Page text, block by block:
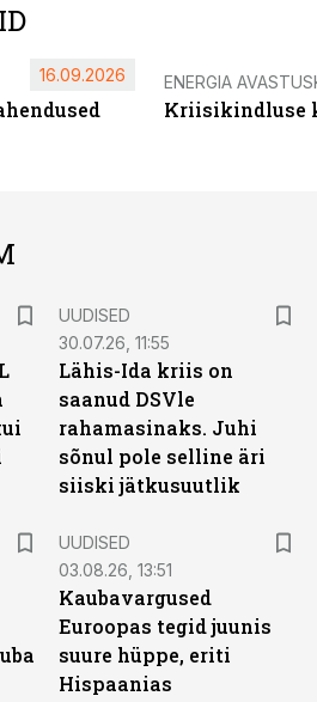
16.09.2026 ENERGIA
Kriisikindluse
UUDISED
30.07.26, 11:55
Lähis-Ida kriis on
saanud DSVle
rahamasinaks. Juhi
sõnul pole selline äri
siiski jätkusuutlik
UUDISED
03.08.26, 13:51
Kaubavargused
Euroopas tegid juunis
suure hüppe, eriti
Hispaanias